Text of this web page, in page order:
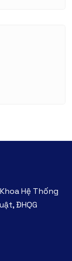
Hệ Thống
ĐHQG